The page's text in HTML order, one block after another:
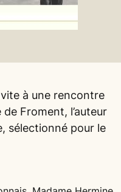
à une rencontre
Froment, l’auteur
sélectionné pour le